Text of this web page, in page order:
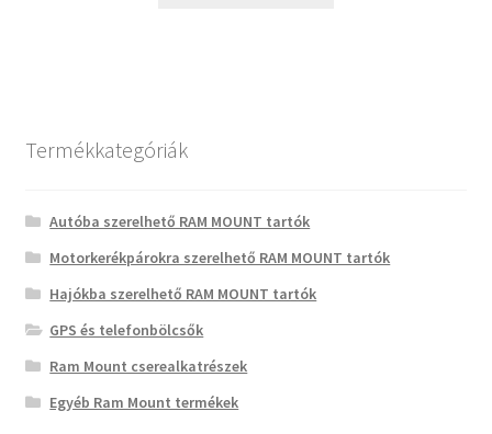
Termékkategóriák
Autóba szerelhető RAM MOUNT tartók
Motorkerékpárokra szerelhető RAM MOUNT tartók
Hajókba szerelhető RAM MOUNT tartók
GPS és telefonbölcsők
Ram Mount cserealkatrészek
Egyéb Ram Mount termékek